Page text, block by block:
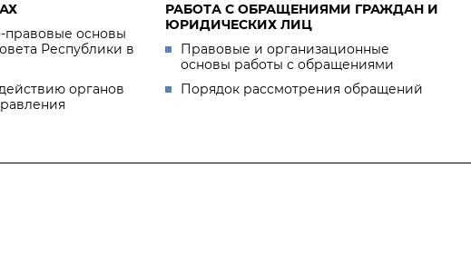
правовые основы
Республики в
органов
РАБОТА С ОБРАЩЕНИЯМИ ГРАЖДАН И
ЮРИДИЧЕСКИХ ЛИЦ
Правовые и организационные
основы работы с обращениями
Порядок рассмотрения обращений